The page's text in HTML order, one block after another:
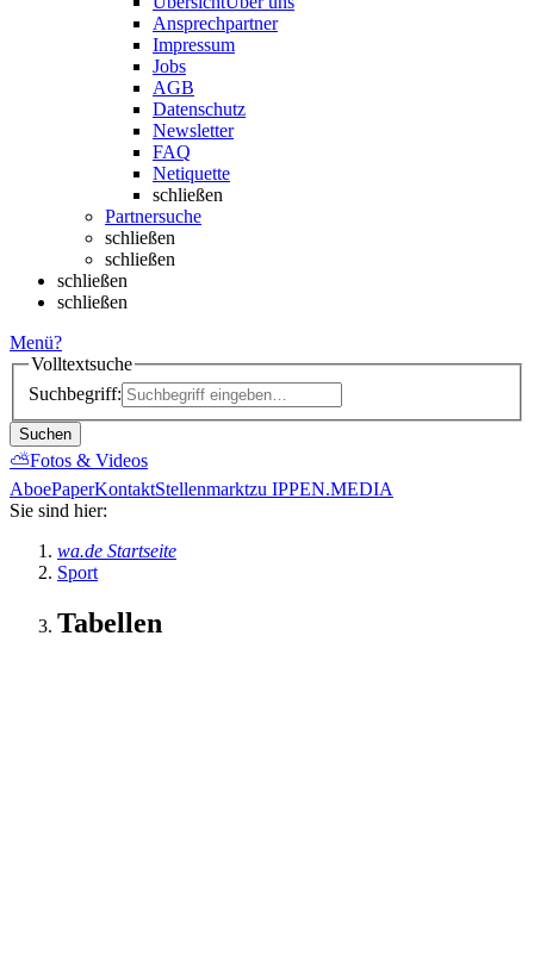
Ansprechpartner
Impressum
Jobs
AGB
Datenschutz
Newsletter
FAQ
Netiquette
schließen
Partnersuche
schließen
schließen
schließen
schließen
Menü?
Volltextsuche
Suchbegriff:
Suchen
⛅Fotos & Videos
AboePaperKontaktStellenmarktzu IPPEN.MEDIA
Sie sind hier:
wa.de Startseite
Sport
Tabellen